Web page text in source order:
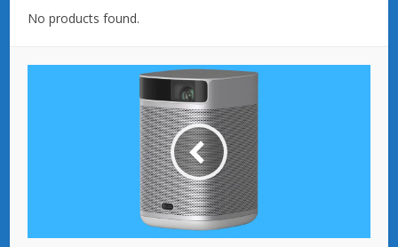
No products found.